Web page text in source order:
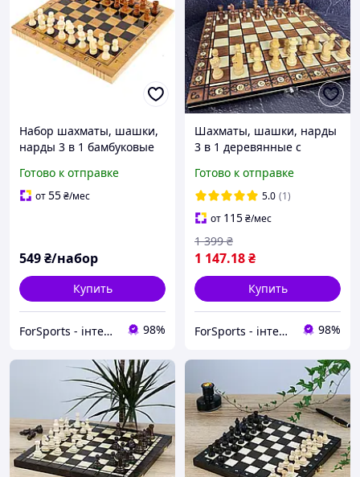
Набор шахматы, шашки,
нарды 3 в 1 бамбуковые
см)
Готово к отправке
от55₴/мес
549₴/набор
Купить
ForSports - інтернет-магазин спортивних товарів 98%
Шахматы, шашки, нарды
3 в 1 деревянные с
W7704H доска 39x39см
Готово к отправке
5.0 (1)
от 115₴/мес
1 147.18₴
1 399 ₴
Купить
ForSports - інтернет-магазин спортивних товарів 98%